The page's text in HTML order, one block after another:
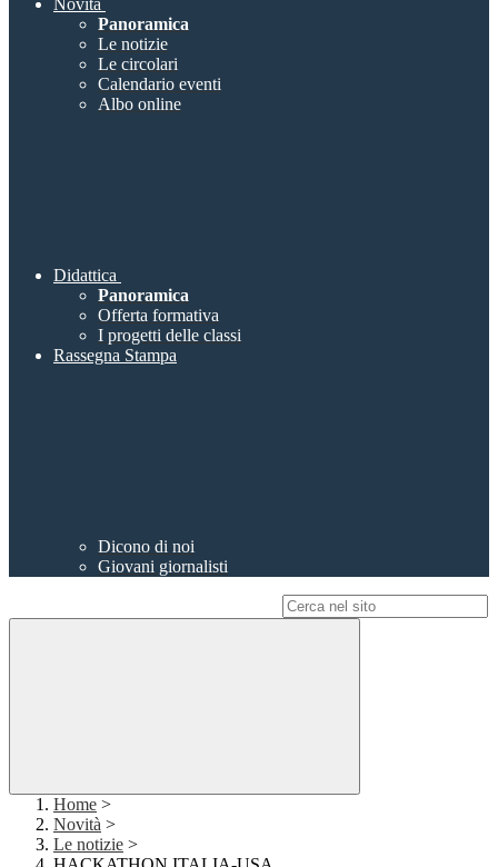
Novità
Panoramica
Le notizie
Le circolari
Calendario eventi
Albo online
Didattica
Panoramica
Offerta formativa
I progetti delle classi
Rassegna Stampa
Dicono di noi
Giovani giornalisti
Home >
Novità >
Le notizie >